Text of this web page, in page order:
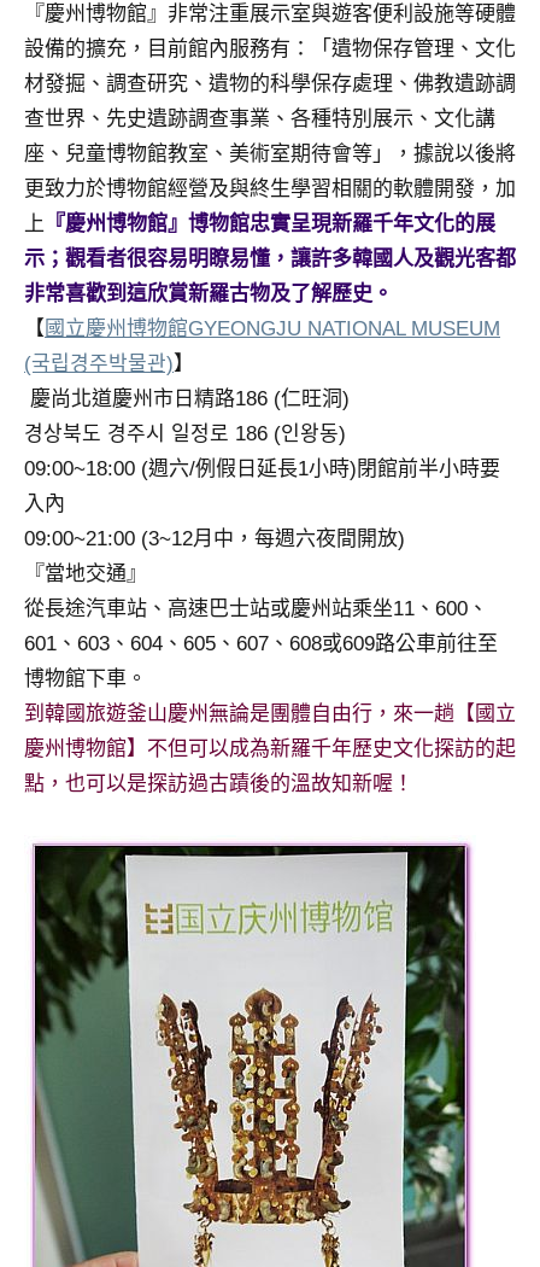
『慶州博物館』非常注重展示室與遊客便利設施等硬體
設備的擴充，目前館內服務有：「遺物保存管理、文化
材發掘、調查研究、遺物的科學保存處理、佛教遺跡調
查世界、先史遺跡調查事業、各種特別展示、文化講
座、兒童博物館教室、美術室期待會等」，據說以後將
更致力於博物館經營及與終生學習相關的軟體開發，加
上 『慶州博物館』博物館忠實呈現新羅千年文化的展
示；觀看者很容易明瞭易懂，讓許多韓國人及觀光客都
非常喜歡到這欣賞新羅古物及了解歷史。
【 國立慶州博物館GYEONGJU NATIONAL MUSEUM
(국립경주박물관)】
慶尚北道慶州市日精路186 (仁旺洞)
경상북도 경주시 일정로 186 (인왕동)
09:00~18:00 (週六/例假日延長1小時)閉館前半小時要
入內
09:00~21:00 (3~12月中，每週六夜間開放)
『當地交通』
從長途汽車站、高速巴士站或慶州站乘坐11、600、
601、603、604、605、607、608或609路公車前往至
博物館下車。
到韓國旅遊釜山慶州無論是團體自由行，來一趟【國立
慶州博物館】不但可以成為新羅千年歷史文化探訪的起
點，也可以是探訪過古蹟後的溫故知新喔！